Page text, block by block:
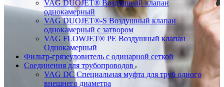
VAG DUOJET® Воздушный клапан
однокамерный
VAG DUOJET®-S Воздушный клапан
однокамерный с затвором
VAG FLOWJET® PE Воздушный клапан
Однокамерный
Фильтр-грязеуловитель с одинарной сеткой
Соединения для трубопроводов
VAG DC Специальная муфта для труб одного
внешнего диаметра